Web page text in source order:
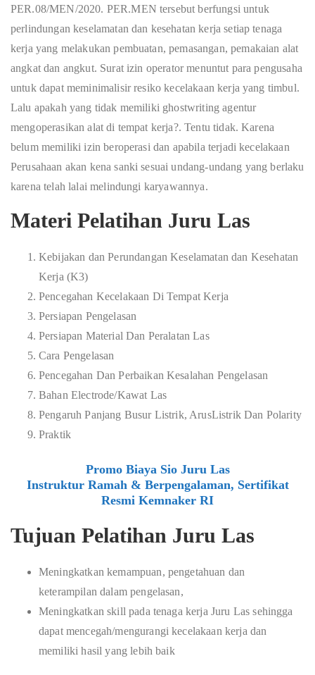
PER.08/MEN/2020. PER.MEN tersebut berfungsi untuk
perlindungan keselamatan dan kesehatan kerja setiap tenaga
kerja yang melakukan pembuatan, pemasangan, pemakaian alat
angkat dan angkut. Surat izin operator menuntut para pengusaha
untuk dapat meminimalisir resiko kecelakaan kerja yang timbul.
Lalu apakah yang tidak memiliki ghostwriting agentur
mengoperasikan alat di tempat kerja?. Tentu tidak. Karena
belum memiliki izin beroperasi dan apabila terjadi kecelakaan
Perusahaan akan kena sanki sesuai undang-undang yang berlaku
karena telah lalai melindungi karyawannya.
Materi Pelatihan Juru Las
Kebijakan dan Perundangan Keselamatan dan Kesehatan
Kerja (K3)
Pencegahan Kecelakaan Di Tempat Kerja
Persiapan Pengelasan
Persiapan Material Dan Peralatan Las
Cara Pengelasan
Pencegahan Dan Perbaikan Kesalahan Pengelasan
Bahan Electrode/Kawat Las
Pengaruh Panjang Busur Listrik, ArusListrik Dan Polarity
Praktik
Promo Biaya Sio Juru Las
Instruktur Ramah & Berpengalaman, Sertifikat
Resmi Kemnaker RI
Tujuan Pelatihan Juru Las
Meningkatkan kemampuan, pengetahuan dan
keterampilan dalam pengelasan,
Meningkatkan skill pada tenaga kerja Juru Las sehingga
dapat mencegah/mengurangi kecelakaan kerja dan
memiliki hasil yang lebih baik